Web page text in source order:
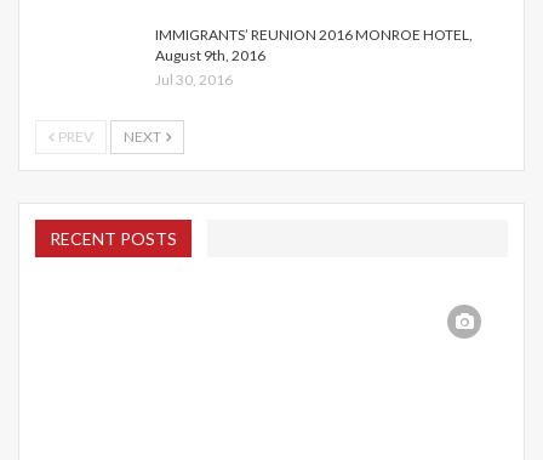
IMMIGRANTS’ REUNION 2016 MONROE HOTEL,
August 9th, 2016
Jul 30, 2016
PREV NEXT
RECENT POSTS